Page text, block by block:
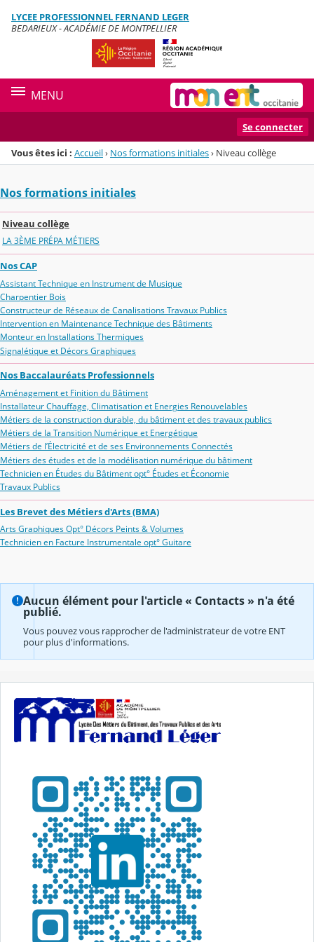
Menu de la rubrique
Contenu
LYCEE PROFESSIONNEL FERNAND LEGER
BEDARIEUX - ACADÉMIE DE MONTPELLIER
MENU
Se connecter
Vous êtes ici : Accueil› Nos formations initiales› Niveau collège
Nos formations initiales
Niveau collège
LA 3ÈME PRÉPA MÉTIERS
Nos CAP
Assistant Technique en Instrument de Musique
Charpentier Bois
Constructeur de Réseaux de Canalisations Travaux Publics
Intervention en Maintenance Technique des Bâtiments
Monteur en Installations Thermiques
Signalétique et Décors Graphiques
Nos Baccalauréats Professionnels
Aménagement et Finition du Bâtiment
Installateur Chauffage, Climatisation et Energies Renouvelables
Métiers de la construction durable, du bâtiment et des travaux publics
Métiers de la Transition Numérique et Energétique
Métiers de l’Électricité et de ses Environnements Connectés
Métiers des études et de la modélisation numérique du bâtiment
Technicien en Études du Bâtiment opt° Études et Économie
Travaux Publics
Les Brevet des Métiers d'Arts (BMA)
Arts Graphiques Opt° Décors Peints & Volumes
Technicien en Facture Instrumentale opt° Guitare
Aucun élément pour l'article « Contacts » n'a été
publié.
Vous pouvez vous rapprocher de l'administrateur de votre ENT
pour plus d'informations.